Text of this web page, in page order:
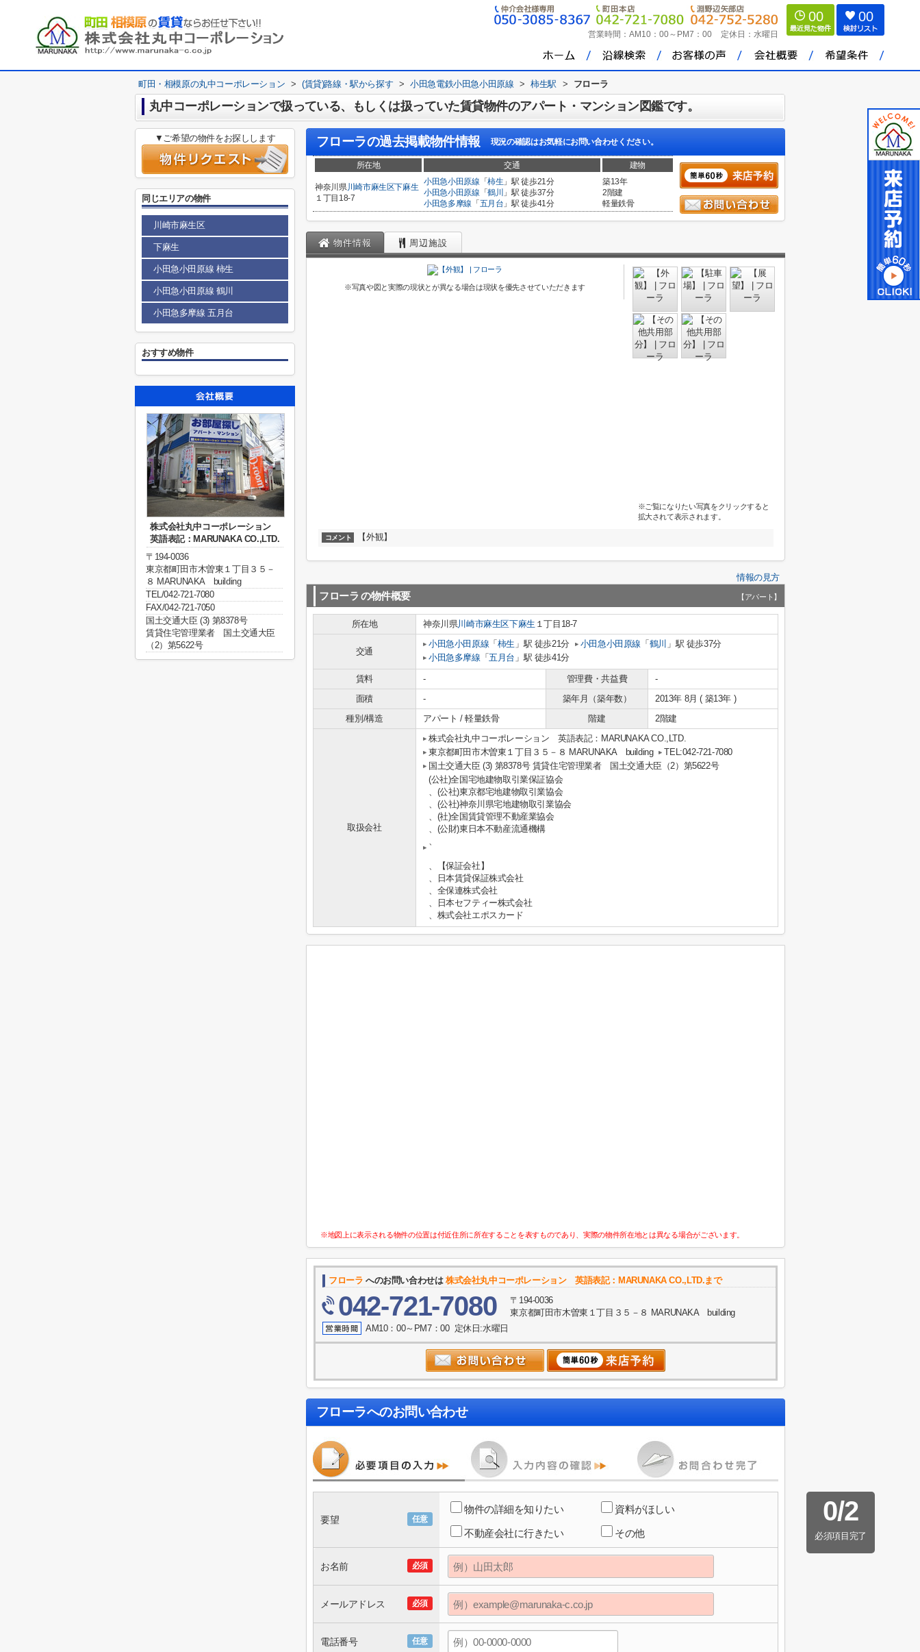
営業時間： AM10：00～PM7：00 定休日： 水曜日
00 00
町田・相模原の丸中コーポレーション > (賃貸)路線・駅から探す > 小田急電鉄小田急小田原線 > 柿生駅 > フローラ
丸中コーポレーションで扱っている、もしくは扱っていた賃貸物件のアパート・マンション図鑑です。
フローラの過去掲載物件情報 現況の確認はお気軽にお問い合わせください。
所在地 交通 建物
神奈川県川崎市麻生区下麻生
１丁目18-7
小田急小田原線 「柿生 」駅 徒歩21分
小田急小田原線 「鶴川 」駅 徒歩37分
小田急多摩線 「 五月台 」駅 徒歩41分
築13年
2階建
軽量鉄骨
物件情報 周辺施設
※写真や図と実際の現状とが異なる場合は現状を優先させていただきます
※ご覧になりたい写真をクリックすると
拡大されて表示されます。
コメント 【外観】
情報の見方
フローラ の物件概要 【アパート】
所在地 神奈川県川崎市麻生区下麻生 １丁目18-7
交通
小田急小田原線 「 柿生 」駅 徒歩21分 小田急小田原線 「 鶴川 」駅 徒歩37分
小田急多摩線 「五月台 」駅 徒歩41分
賃料 - 管理費・共益費
-
面積
- 築年月（築年数）
2013年 8月 ( 築13年 )
種別/構造
アパート / 軽量鉄骨 階建 2階建
取扱会社
株式会社丸中コーポレーション 英語表記：MARUNAKA CO.,LTD.
東京都町田市木曽東１丁目３５－８ MARUNAKA building
TEL:042-721-7080
国土交通大臣 (3) 第8378号 賃貸住宅管理業者 国土交通大臣（2）第5622号
(公社)全国宅地建物取引業保証協会
、(公社)東京都宅地建物取引業協会
、(公社)神奈川県宅地建物取引業協会
、(社)全国賃貸管理不動産業協会
、(公財)東日本不動産流通機構
、
、【保証会社】
、日本賃貸保証株式会社
、全保連株式会社
、日本セフティー株式会社
、株式会社エポスカード
※地図上に表示される物件の位置は付近住所に所在することを表すものであり、実際の物件所在地とは異なる場合がございます。
フローラ へのお問い合わせは株式会社丸中コーポレーション 英語表記：MARUNAKA CO.,LTD.まで
042-721-7080
〒194-0036
東京都町田市木曽東１丁目３５－８ MARUNAKA building
AM10：00～PM7：00 定休日:水曜日
フローラへのお問い合わせ
0/2
必須項目完了
任意
要望
物件の詳細を知りたい 資料がほしい
不動産会社に行きたい その他
必須
お名前
必須
メールアドレス
任意
電話番号
▼ご希望の物件をお探しします
同じエリアの物件
川崎市麻生区
下麻生
小田急小田原線 柿生
小田急小田原線 鶴川
小田急多摩線 五月台
おすすめ物件
株式会社丸中コーポレーション
英語表記：MARUNAKA CO.,LTD.
〒194-0036
東京都町田市木曽東１丁目３５－
８ MARUNAKA building
TEL/042-721-7080
FAX/042-721-7050
国土交通大臣 (3) 第8378号
賃貸住宅管理業者 国土交通大臣
（2）第5622号